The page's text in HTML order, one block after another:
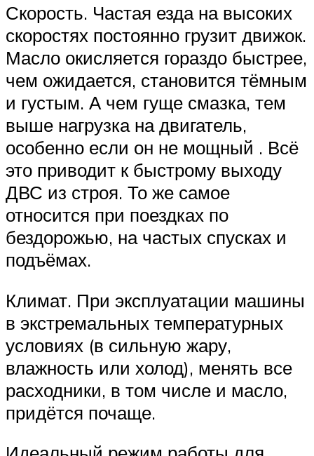
Скорость. Частая езда на высоких
скоростях постоянно грузит движок.
Масло окисляется гораздо быстрее,
чем ожидается, становится тёмным
и густым. А чем гуще смазка, тем
выше нагрузка на двигатель,
особенно если он не мощный . Всё
это приводит к быстрому выходу
ДВС из строя. То же самое
относится при поездках по
бездорожью, на частых спусках и
подъёмах.
Климат. При эксплуатации машины
в экстремальных температурных
условиях (в сильную жару,
влажность или холод), менять все
расходники, в том числе и масло,
придётся почаще.